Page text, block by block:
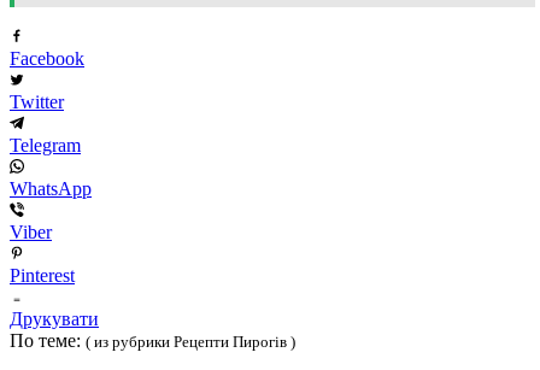
Facebook
Twitter
Telegram
WhatsApp
Viber
Pinterest
Друкувати
По теме: ( из рубрики Рецепти Пирогів )